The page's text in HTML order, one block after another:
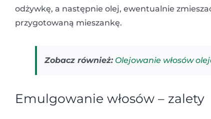
odżywkę, a następnie olej, ewentualnie
przygotowaną mieszankę.
Zobacz również: Olejowanie włosów
Emulgowanie włosów – zalety